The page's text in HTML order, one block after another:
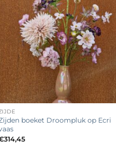
Toevoegen
aan
verlanglijst
+
boeket Droompluk op Ecri
314,45